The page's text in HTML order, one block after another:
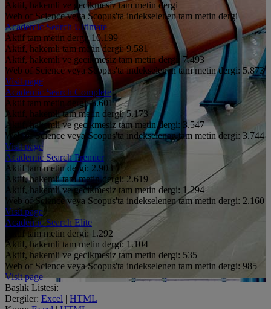
Aktif, hakemli ve gecikmesiz tam metin dergi
Web of Science veya Scopus'ta indekselenen tam metin dergi
Academic Search Ultimate
Aktif tam metin dergi:10.199
Aktif, hakemli tam metin dergi: 9.581
Aktif, hakemli ve gecikmesiz tam metin dergi: 7.493
Web of Science veya Scopus'ta indekselenen tam metin dergi: 5.873
Visit page
Academic Search Complete
Aktif tam metin dergi:5.601
Aktif, hakemli tam metin dergi:5.173
Aktif, hakemli ve gecikmesiz tam metin dergi: 3.547
Web of Science veya Scopus'ta indekselenen tam metin dergi:3.744
Visit page
Academic Search Premier
Aktif tam metin dergi: 2.903
Aktif, hakemli tam metin dergi:2.619
Aktif, hakemli ve gecikmesiz tam metin dergi: 1.294
Web of Science veya Scopus'ta indekselenen tam metin dergi: 2.160
Visit page
Academic Search Elite
Aktif tam metin dergi: 1.292
Aktif, hakemli tam metin dergi: 1.104
Aktif, hakemli ve gecikmesiz tam metin dergi: 535
Web of Science veya Scopus'ta indekselenen tam metin dergi: 985
Visit page
Başlık Listesi:
Dergiler: Excel | HTML